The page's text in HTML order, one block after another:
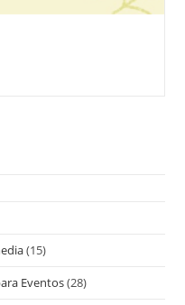
(15)
Eventos(28)